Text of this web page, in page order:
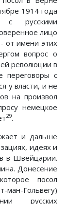
1914 года
с русскими
лицо
от имени этих
вопрос о
революции в
переговоры с
у власти, и не
на произвол
немецкое
29.
и дальше
идеях и
в Швейцарии.
Донесение
посол
Гольвегу)
русских